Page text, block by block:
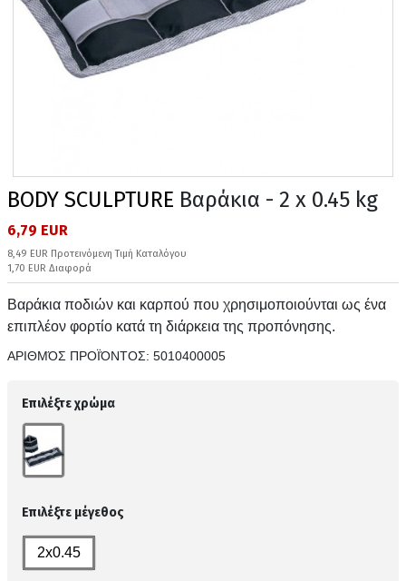
BODY SCULPTURE Βαράκια - 2 x 0.45 kg
6,79 EUR
8,49 EUR Προτεινόμενη Τιμή Καταλόγου
1,70 EUR Διαφορά
Βαράκια ποδιών και καρπού που χρησιμοποιούνται ως ένα
επιπλέον φορτίο κατά τη διάρκεια της προπόνησης.
ΑΡΙΘΜΌΣ ΠΡΟΪΌΝΤΟΣ: 5010400005
Επιλέξτε χρώμα
Επιλέξτε μέγεθος
2x0.45